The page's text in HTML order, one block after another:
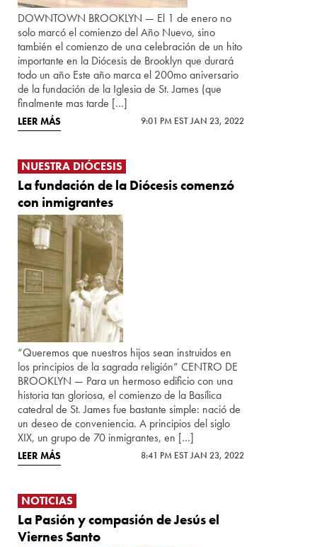
DOWNTOWN BROOKLYN — El 1 de enero no
solo marcó el comienzo del Año Nuevo, sino
también el comienzo de una celebración de un hito
importante en la Diócesis de Brooklyn que durará
todo un año Este año marca el 200mo aniversario
de la fundación de la Iglesia de St. James (que
finalmente mas tarde […]
LEER MÁS 9:01 PM EST JAN 23, 2022
NUESTRA DIÓCESIS
La fundación de la Diócesis comenzó
con inmigrantes
“Queremos que nuestros hijos sean instruidos en
los principios de la sagrada religión” CENTRO DE
BROOKLYN — Para un hermoso edificio con una
historia tan gloriosa, el comienzo de la Basílica
catedral de St. James fue bastante simple: nació de
un deseo de conveniencia. A principios del siglo
XIX, un grupo de 70 inmigrantes, en […]
LEER MÁS 8:41 PM EST JAN 23, 2022
NOTICIAS
La Pasión y compasión de Jesús el
Viernes Santo